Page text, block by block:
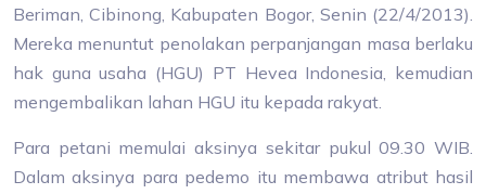
Beriman, Cibinong, Kabupaten Bogor, Senin (22/4/2013).
Mereka menuntut penolakan perpanjangan masa berlaku
hak guna usaha (HGU) PT Hevea Indonesia, kemudian
mengembalikan lahan HGU itu kepada rakyat.
Para petani memulai aksinya sekitar pukul 09.30 WIB.
Dalam aksinya para pedemo itu membawa atribut hasil